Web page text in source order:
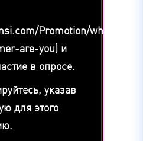
Promotion/what-
are-you) и
в опросе.
указав
для этого